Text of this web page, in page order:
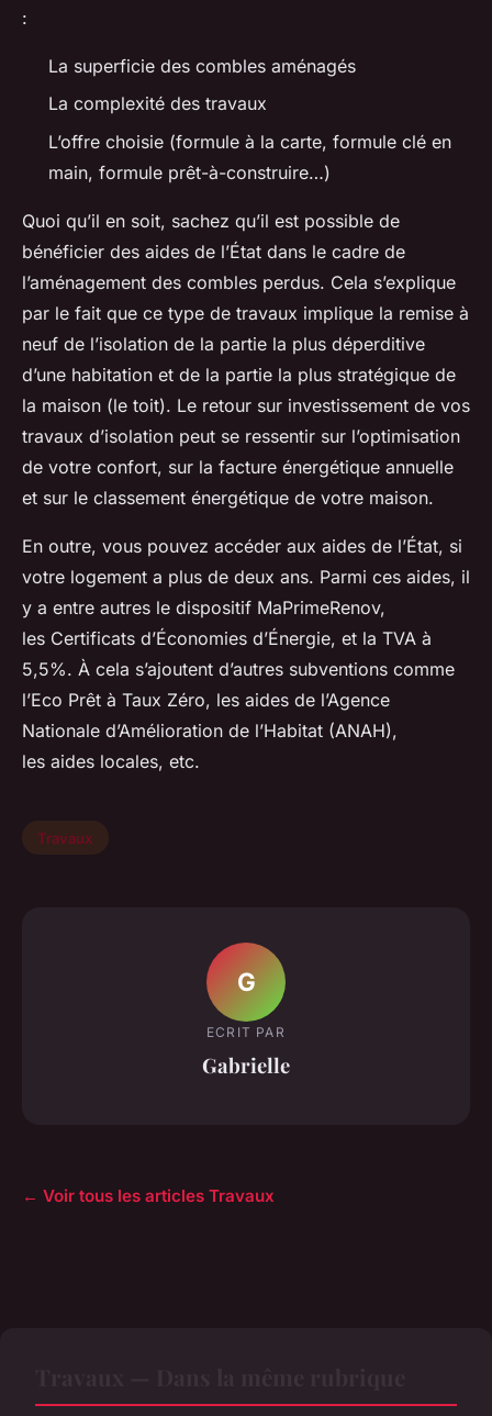
:
La superficie des combles aménagés
La complexité des travaux
L’offre choisie (formule à la carte, formule clé en
main, formule prêt-à-construire…)
Quoi qu’il en soit, sachez qu’il est possible de
bénéficier des aides de l’État dans le cadre de
l’aménagement des combles perdus. Cela s’explique
par le fait que ce type de travaux implique la remise à
neuf de l’isolation de la partie la plus déperditive
d’une habitation et de la partie la plus stratégique de
la maison (le toit). Le retour sur investissement de vos
travaux d’isolation peut se ressentir sur l’optimisation
de votre confort, sur la facture énergétique annuelle
et sur le classement énergétique de votre maison.
En outre, vous pouvez accéder aux aides de l’État, si
votre logement a plus de deux ans. Parmi ces aides, il
y a entre autres le dispositif MaPrimeRenov,
les Certificats d’Économies d’Énergie, et la TVA à
5,5%. À cela s’ajoutent d’autres subventions comme
l’Eco Prêt à Taux Zéro, les aides de l’Agence
Nationale d’Amélioration de l’Habitat (ANAH),
les aides locales, etc.
Travaux
G
ECRIT PAR
Gabrielle
← Voir tous les articles Travaux